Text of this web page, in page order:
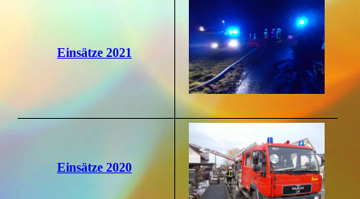
Einsätze 2021
Einsätze 2020